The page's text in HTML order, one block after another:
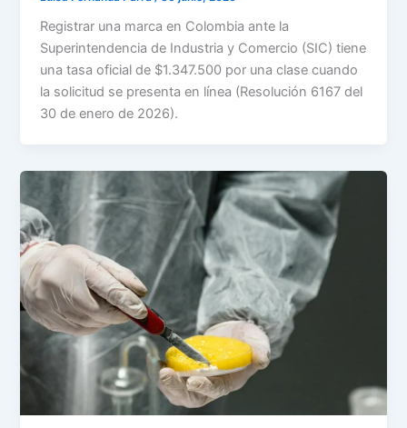
Registrar una marca en Colombia ante la
Superintendencia de Industria y Comercio (SIC) tiene
una tasa oficial de $1.347.500 por una clase cuando
la solicitud se presenta en línea (Resolución 6167 del
30 de enero de 2026).